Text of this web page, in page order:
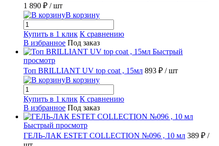
1 890 ₽ / шт
В корзину
Купить в 1 клик К сравнению
В избранное Под заказ
Быстрый
просмотр
Топ BRILLIANT UV top coat , 15мл 893 ₽ / шт
В корзину
Купить в 1 клик К сравнению
В избранное Под заказ
Быстрый просмотр
ГЕЛЬ-ЛАК ESTET COLLECTION №096 , 10 мл 389 ₽ /